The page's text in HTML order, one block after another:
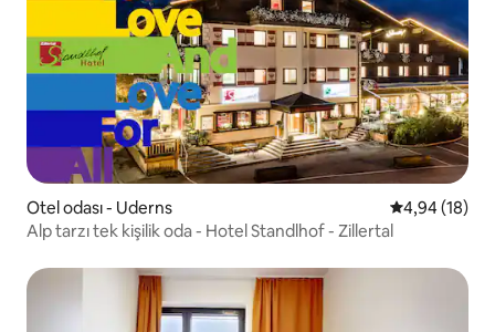
Otel odası - Uderns 5 üzerinden
4,94 (18)
Alp tarzı tek kişilik oda - Hotel Standlhof - Zillertal